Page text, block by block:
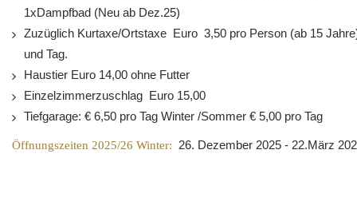
1xDampfbad (Neu ab Dez.25)
Zuzüglich Kurtaxe/Ortstaxe Euro 3,50 pro Person (ab 15
und Tag.
Haustier Euro 14,00 ohne Futter
Einzelzimmerzuschlag Euro 15,00
Tiefgarage: € 6,50 pro Tag Winter /Sommer € 5,00 pro Tag
Öffnungszeiten 2025/26 Winter: 26. Dezember 2025 - 22.März